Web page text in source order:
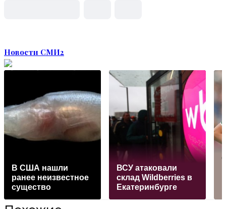
Новости СМИ2
В США нашли
ранее неизвестное
существо
ВСУ атаковали
склад Wildberries в
Екатеринбурге